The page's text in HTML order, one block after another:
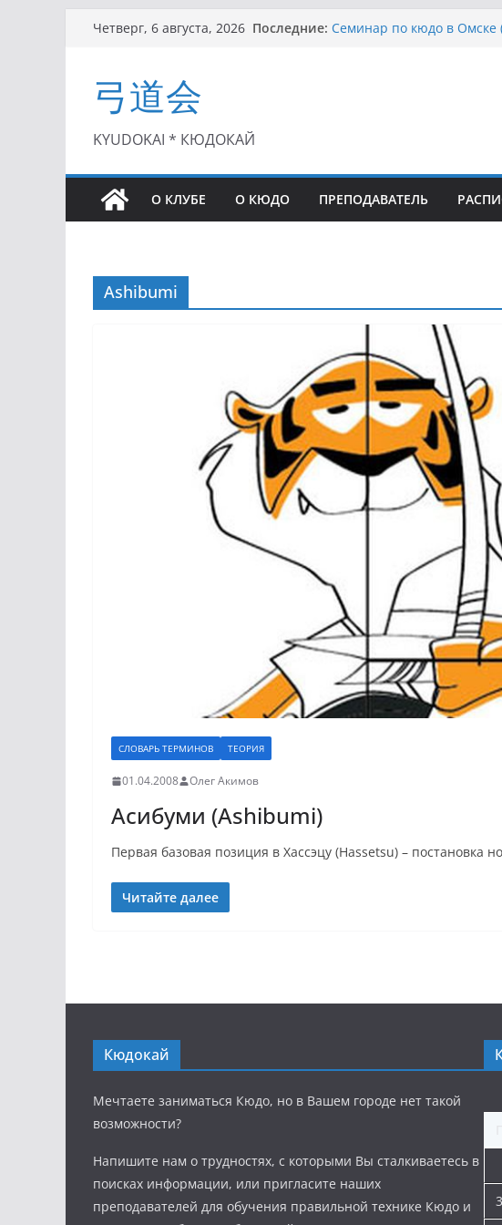
Перейти
Четверг, 6 августа, 2026 Последние: Семинар по кюдо в Омске
弓道会
KYUDOKAI * КЮДОКАЙ
О КЛУБЕ О КЮДО ПРЕПОДАВАТЕЛЬ
Ashibumi
СЛОВАРЬ ТЕРМИНОВ ТЕОРИЯ
01.04.2008 Олег Акимов
Асибуми (Ashibumi)
Первая базовая позиция в Хассэцу (Hassetsu) – постановка
Читайте далее
Кюдокай
Мечтаете заниматься Кюдо, но в Вашем городе нет такой
возможности?
Напишите нам о трудностях, с которыми Вы сталкиваетесь в
поисках информации, или пригласите наших
преподавателей для обучения правильной технике Кюдо и
3